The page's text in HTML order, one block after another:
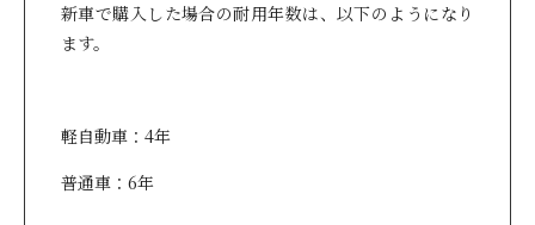
新車で購入した場合の耐用年数は、以下のようになり
ます。
軽自動車：4年
普通車：6年